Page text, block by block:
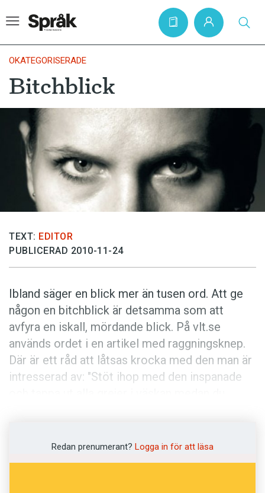
Hem
Artiklar
Krönikor
Språkfrågor
Skrivtips
Bokrecensioner
Podden
Anmäl till språkpolisen
Föreslå nyord
Annonsera
Prenumerera
Läs Språktidningen digitalt
Press
OKATEGORISERADE
Bitchblick
TEXT: EDITOR
PUBLICERAD 2010-11-24
Ibland säger en blick mer än tusen ord. Att ge
någon en bitchblick är detsamma som att
avfyra en iskall, mördande blick. På vlt.se
används ordet i en artikel med raggningsknep.
Där är ett råd att låtsas krocka med den man är
intresserad av: "Stöt ihop med den inspanade
upp sakerna och i värsta fall får du en
brännande bitchblick och en pinsam sorti."
Redan prenumerant? Logga in för att läsa